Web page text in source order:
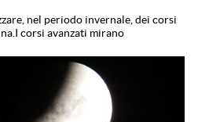
nel periodo invernale, dei corsi
corsi avanzati mirano